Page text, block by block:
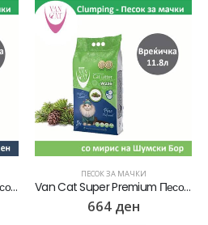
Van Cat Super Premium Песок за мачки со Активен јаглен [Вреќичка 10л]
ПЕСОК ЗА МАЧКИ
Van Cat Super Premium Песок за мачки со мирис на Шумски бор [Вреќичка 11.8л]
664 ден